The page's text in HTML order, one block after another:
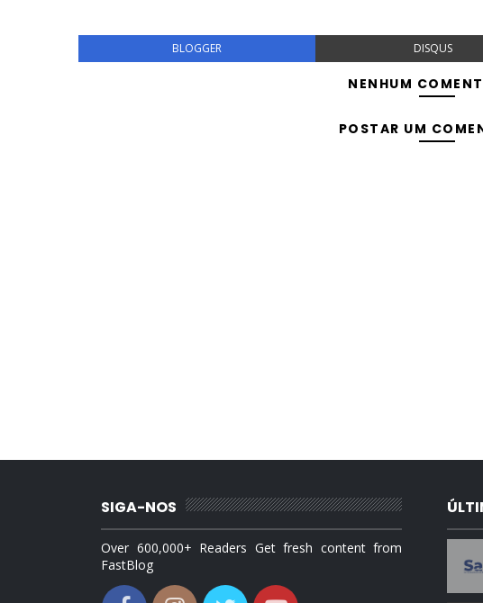
BLOGGER DISQUS
NENHUM
POSTAR UM
SIGA-NOS
Over 600,000+ Readers Get fresh content from
FastBlog